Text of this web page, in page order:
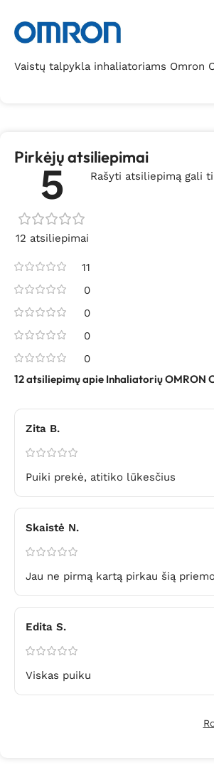
Vaistų talpykla inhaliatoriams Omron
Pirkėjų atsiliepimai
5
12 atsiliepimai
11
0
0
0
0
12 atsiliepimų apie Inhaliatorių OMRON
Zita B.
Puiki prekė, atitiko lūkesčius
Skaistė N.
Jau ne pirmą kartą pirkau šią
Edita S.
Viskas puiku
Rašyti atsiliepimą gali